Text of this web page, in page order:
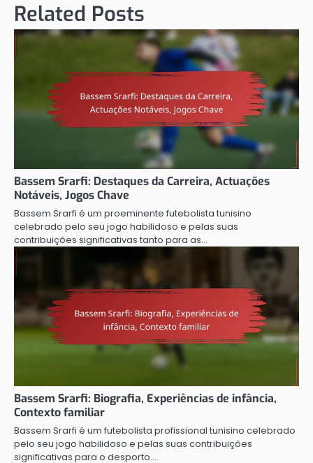
Related Posts
Bassem Srarfi: Destaques da Carreira, Actuações
Notáveis, Jogos Chave
Bassem Srarfi é um proeminente futebolista tunisino
celebrado pelo seu jogo habilidoso e pelas suas
contribuições significativas tanto para as…
Bassem Srarfi: Biografia, Experiências de infância,
Contexto familiar
Bassem Srarfi é um futebolista profissional tunisino celebrado
pelo seu jogo habilidoso e pelas suas contribuições
significativas para o desporto.…